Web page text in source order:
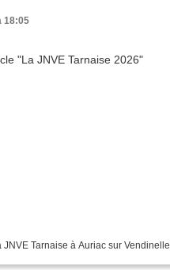
18:05
Tarnaise à Auriac sur Vendinelle